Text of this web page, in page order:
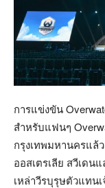
การแข่งขัน
สำหรับแฟนๆ
กรุงเทพมหานครแล้
ออสเตรเลีย สวีเด
เหล่าวีรบุรุษตัวแทน